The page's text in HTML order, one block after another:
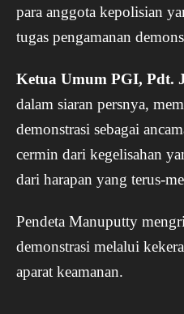
para anggota kepolisian
tugas pengamanan
Ketua Umum PGI, Pdt.
dalam siaran persnya,
demonstrasi sebagai
cermin dari kegelisahan
dari harapan yang terus-
Pendeta Manuputty
demonstrasi melalui
aparat keamanan.